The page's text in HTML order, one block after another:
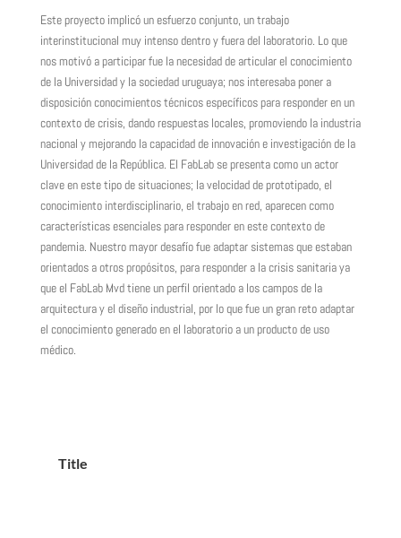
Este proyecto implicó un esfuerzo conjunto, un trabajo
interinstitucional muy intenso dentro y fuera del laboratorio. Lo que
nos motivó a participar fue la necesidad de articular el conocimiento
de la Universidad y la sociedad uruguaya; nos interesaba poner a
disposición conocimientos técnicos específicos para responder en un
contexto de crisis, dando respuestas locales, promoviendo la industria
nacional y mejorando la capacidad de innovación e investigación de la
Universidad de la República. El FabLab se presenta como un actor
clave en este tipo de situaciones; la velocidad de prototipado, el
conocimiento interdisciplinario, el trabajo en red, aparecen como
características esenciales para responder en este contexto de
pandemia. Nuestro mayor desafío fue adaptar sistemas que estaban
orientados a otros propósitos, para responder a la crisis sanitaria ya
que el FabLab Mvd tiene un perfil orientado a los campos de la
arquitectura y el diseño industrial, por lo que fue un gran reto adaptar
el conocimiento generado en el laboratorio a un producto de uso
médico.
Title